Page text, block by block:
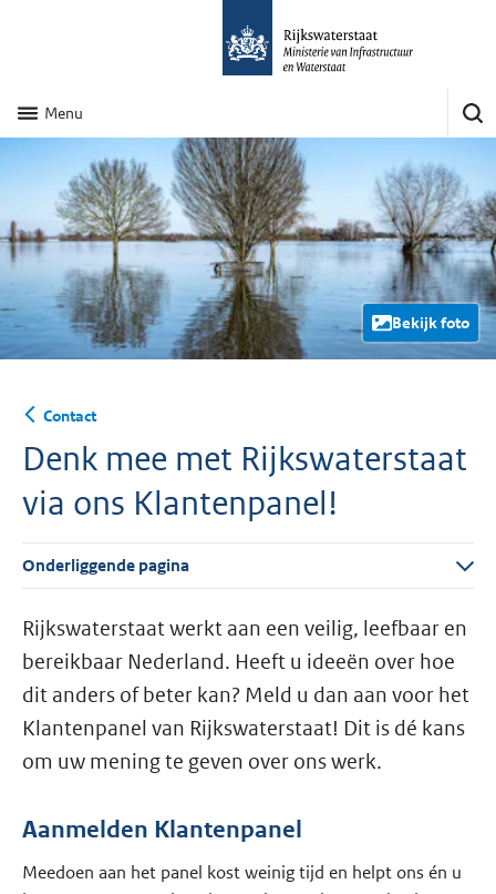
Menu
Bekijk foto
Contact
Denk mee met Rijkswaterstaat
via ons Klantenpanel!
Onderliggende pagina
Rijkswaterstaat werkt aan een veilig, leefbaar en
bereikbaar Nederland. Heeft u ideeën over hoe
dit anders of beter kan? Meld u dan aan voor het
Klantenpanel van Rijkswaterstaat! Dit is dé kans
om uw mening te geven over ons werk.
Aanmelden Klantenpanel
Meedoen aan het panel kost weinig tijd en helpt ons én u